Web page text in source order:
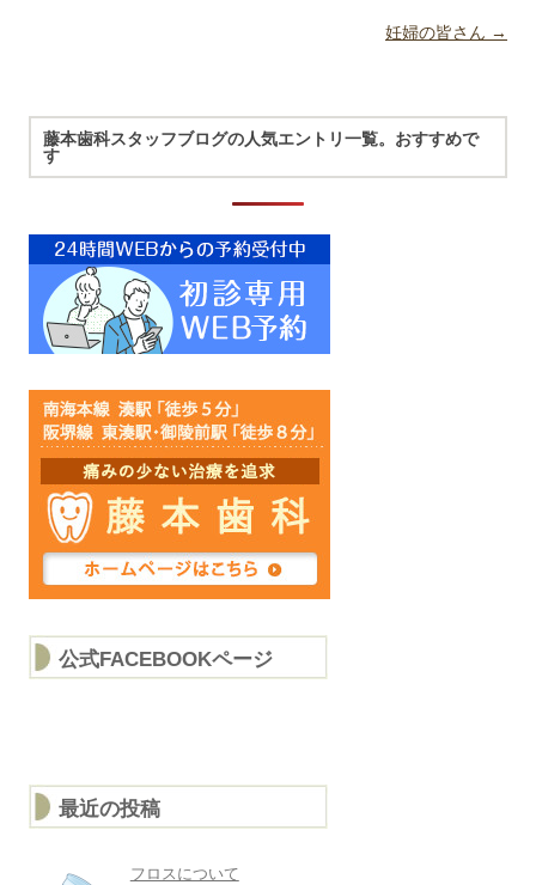
妊婦の皆さん →
藤本歯科スタッフブログの人気エントリ一覧。おすすめで
す
公式FACEBOOKページ
最近の投稿
フロスについて